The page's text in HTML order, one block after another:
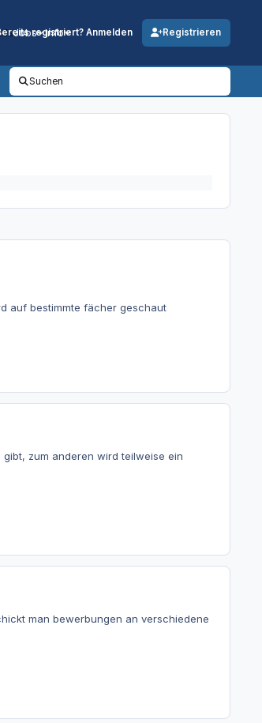
Jobs Info
registriert? Anmelden Registrieren
Suchen
auf bestimmte fächer geschaut
zum anderen wird teilweise ein
man bewerbungen an verschiedene